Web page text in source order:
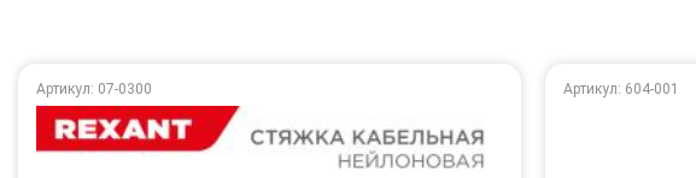
Артикул: 07-0300 Артикул: 604-001